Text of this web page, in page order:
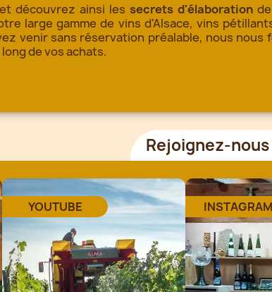
découvrez ainsi les secrets d'élaborationde
large gamme de vins d'Alsace, vins
venir sans réservation préalable, nous nous
de vos achats.
Rejoignez-
YOUTUBE INSTAGRAM